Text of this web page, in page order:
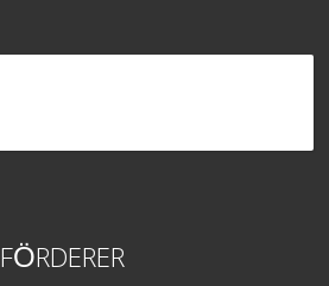
FÖRDERER